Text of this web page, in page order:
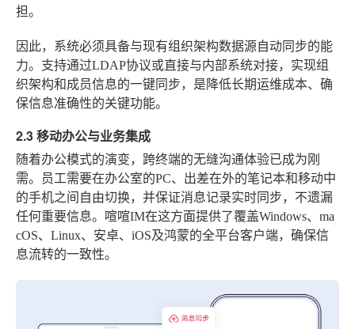
担。
因此，系统必须具备与现有组织架构数据源自动同步的能
力。支持通过LDAP协议或直接与内部系统对接，实现组
织架构和成员信息的一键同步，是降低长期运维成本、确
保信息准确性的关键功能。
2.3 移动办公与业务集成
随着办公模式的演变，跨终端的无缝沟通体验已成为刚
需。员工需要在办公室的PC、出差在外的笔记本和移动中
的手机之间自由切换，并保证消息记录实时同步，不遗漏
任何重要信息。喧喧IM在这方面提供了覆盖Windows、ma
cOS、Linux、安卓、iOS及鸿蒙的全平台客户端，确保信
息流转的一致性。